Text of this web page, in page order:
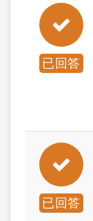
已回答
已回答